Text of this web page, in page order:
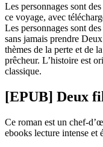
Les personnages sont
ce voyage, avec
Les personnages sont
sans jamais prendre
thèmes de la perte et de
prêcheur. L’histoire est
classique.
[EPUB] Deux
Ce roman est un chef-
ebooks lecture intense et